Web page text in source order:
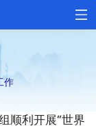
作
顺利开展“世界